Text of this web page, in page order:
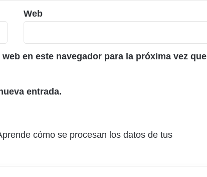
Web
en este navegador para la próxima vez que
entrada.
cómo se procesan los datos de tus